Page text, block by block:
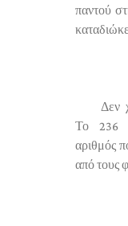
παντού
Δεν
Το 236
αριθμός
από τους